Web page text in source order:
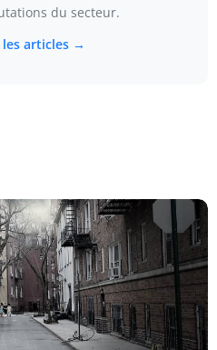
du secteur.
articles →